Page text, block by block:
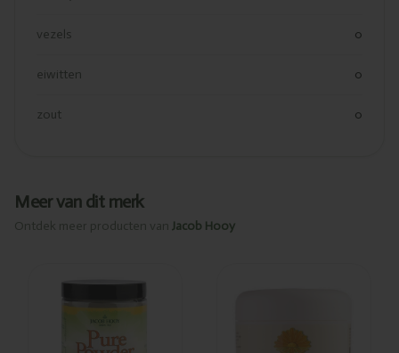
vezels 0
eiwitten 0
zout 0
Meer van dit merk
Ontdek meer producten van Jacob Hooy
Toegevoegd